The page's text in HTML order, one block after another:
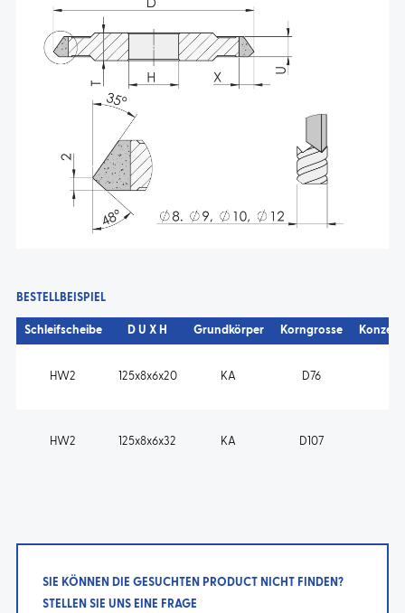
BESTELLBEISPIEL
Schleifscheibe D U X H Grundkörper Korngrosse
HW2 125x8x6x20 KA D76
HW2 125x8x6x32 KA D107
SIE KÖNNEN DIE GESUCHTEN PRODUCT NICHT FINDEN?
STELLEN SIE UNS EINE FRAGE